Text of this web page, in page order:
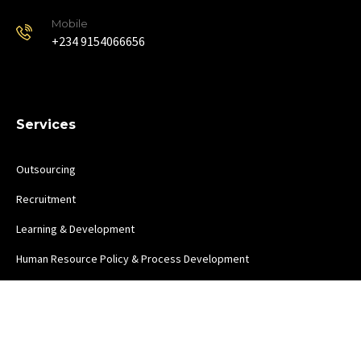
Mobile
+234 9154066656
Services
Outsourcing
Recruitment
Learning & Development
Human Resource Policy & Process Development